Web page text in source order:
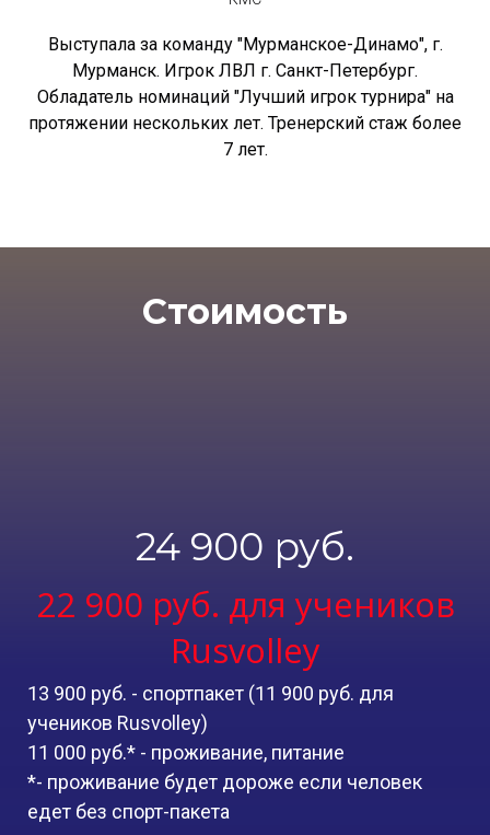
Выступала за команду "Мурманское-Динамо", г.
Мурманск. Игрок ЛВЛ г. Санкт-Петербург.
Обладатель номинаций "Лучший игрок турнира" на
протяжении нескольких лет. Тренерский стаж более
7 лет.
Стоимость
24 900 руб.
22 900 руб. для учеников
Rusvolley
13 900 руб. - спортпакет (11 900 руб. для
учеников Rusvolley)
11 000 руб.* - проживание, питание
*- проживание будет дороже если человек
едет без спорт-пакета